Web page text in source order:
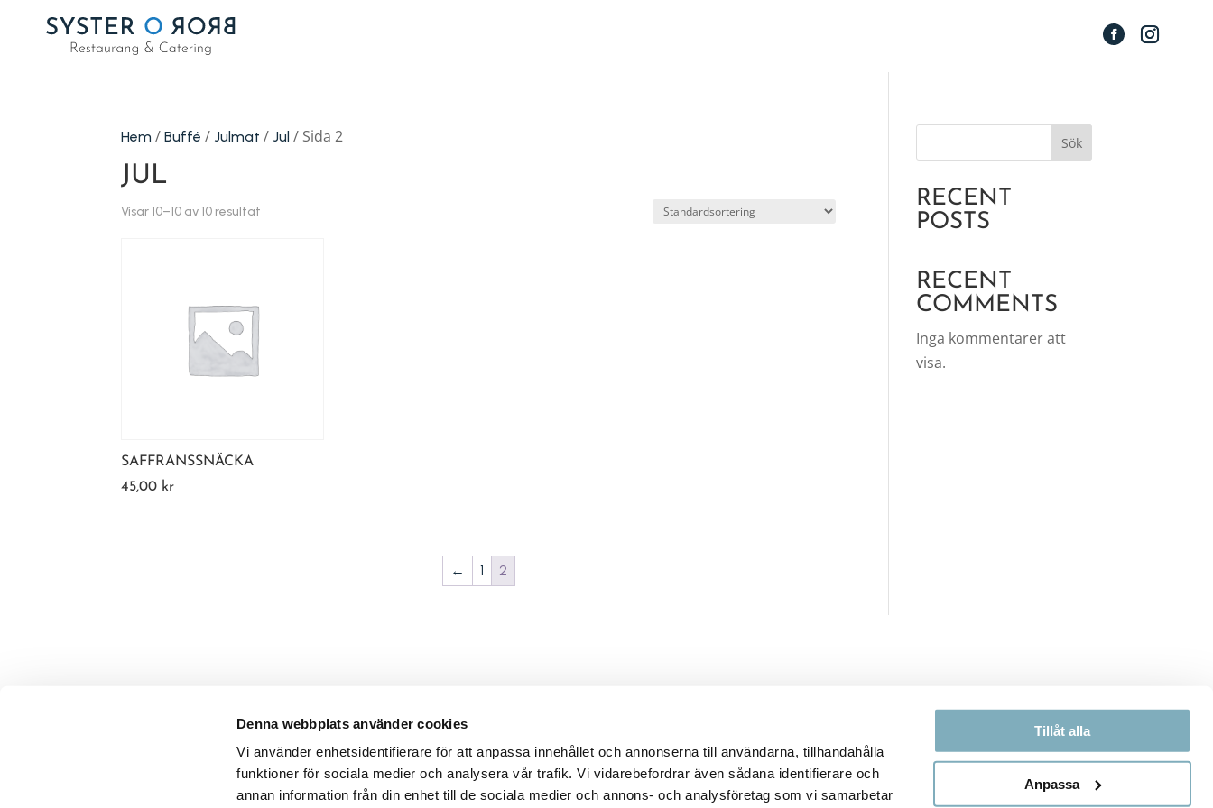
Denna webbplats använder cookies
Vi använder enhetsidentifierare för att anpassa innehållet och annonserna till användarna, tillhandahålla
funktioner för sociala medier och analysera vår trafik. Vi vidarebefordrar även sådana identifierare och
annan information från din enhet till de sociala medier och annons- och analysföretag som vi samarbetar
Tillåt alla
Anpassa
Hem /Buffé / Julmat / Jul / Sida 2
JUL
Visar 10–10 av 10 resultat
SAFFRANSSNÄCKA
45,00 kr
← 1 2
Sök
RECENT
POSTS
RECENT
COMMENTS
Inga kommentarer att
visa.